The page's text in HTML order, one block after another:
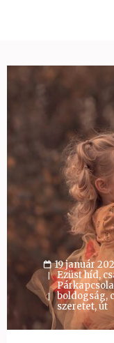
(Press
19 január
Ezüst híd,
boldogság,
szeretet,út